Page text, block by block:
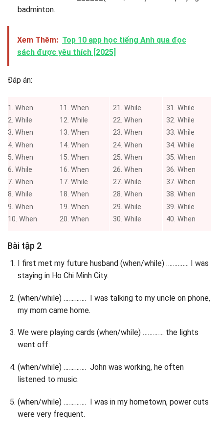
badminton.
Xem Thêm: Top 10 app học tiếng Anh qua đọc
sách được yêu thích [2025]
Đáp án:
1. When
2. While
3. When
4. When
5. When
6. While
7. When
8. While
9. When
10. When
11. When
12. While
13. When
14. When
15. When
16. When
17. While
18. When
19. When
20. When
21. While
22. When
23. When
24. When
25. When
26. When
27. While
28. When
29. While
30. While
31. While
32. While
33. While
34. While
35. When
36. When
37. When
38. When
39. While
40. When
Bài tập 2
I first met my future husband (when/while) ………….. I was
staying in Ho Chi Minh City.
(when/while) ………….. I was talking to my uncle on phone,
my mom came home.
We were playing cards (when/while) …………. the lights
went off.
(when/while) ………….. John was working, he often
listened to music.
(when/while) ………….. I was in my hometown, power cuts
were very frequent.